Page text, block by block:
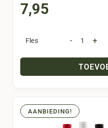
7,95
Fles - +
AANBIEDING!